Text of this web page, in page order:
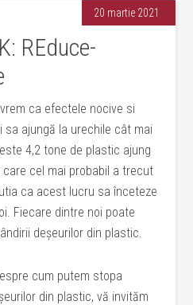
20 martie 2021
REduce-
ca efectele nocive si
sa ajungă la urechile cât mai
4,2 tone de plastic ajung
cel mai probabil a trecut
ca acest lucru sa înceteze
Fiecare dintre noi poate
deșeurilor din plastic.
cum putem stopa
din plastic, vă invităm